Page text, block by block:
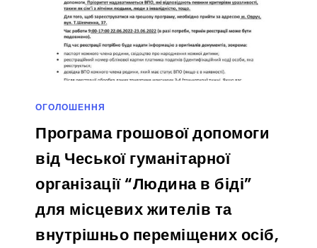
ОГОЛОШЕННЯ
Програма грошової допомоги
від Чеської гуманітарної
організації “Людина в біді”
для місцевих жителів та
внутрішньо переміщених осіб,